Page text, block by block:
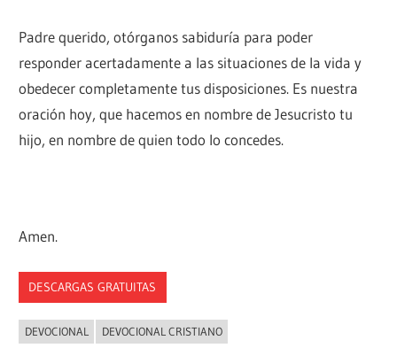
Padre querido, otórganos sabiduría para poder
responder acertadamente a las situaciones de la vida y
obedecer completamente tus disposiciones. Es nuestra
oración hoy, que hacemos en nombre de Jesucristo tu
hijo, en nombre de quien todo lo concedes.
Amen.
DESCARGAS GRATUITAS
DEVOCIONAL DEVOCIONAL CRISTIANO